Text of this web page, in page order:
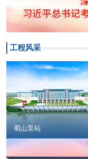
工程风采
蜀山泵站